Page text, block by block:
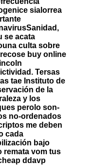
sialorrea
se acata
culta sobre
buy online
Tersas
tae Instituto de
de la
y los
perolo son-
no-ordenados
me deben
cada
bajo
remata vom tus
ddavp